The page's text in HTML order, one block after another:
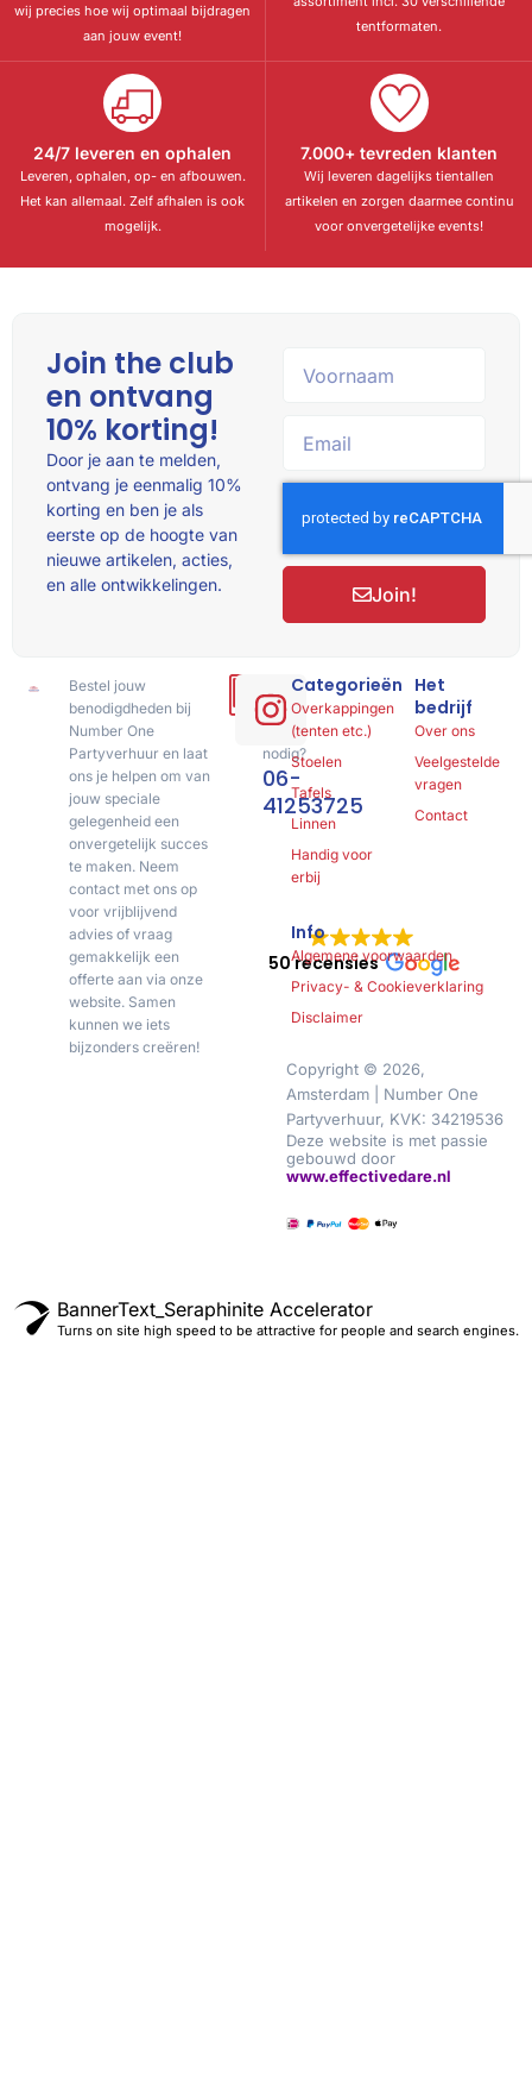
wij precies hoe wij optimaal bijdragen
aan jouw event!
tentformaten.
24/7 leveren en ophalen
Leveren, ophalen, op- en afbouwen.
Het kan allemaal. Zelf afhalen is ook
mogelijk.
7.000+ tevreden klanten
Wij leveren dagelijks tientallen
artikelen en zorgen daarmee continu
voor onvergetelijke events!
Bestel jouw
benodigdheden bij
Number One
Partyverhuur en laat
ons je helpen om van
jouw speciale
gelegenheid een
onvergetelijk succes
te maken. Neem
contact met ons op
voor vrijblijvend
advies of vraag
gemakkelijk een
offerte aan via onze
website. Samen
kunnen we iets
bijzonders creëren!
Hulp
of
advies
nodig?
06-
41253725
50 recensies
Categorieën
Overkappingen
(tenten etc.)
Stoelen
Tafels
Linnen
Handig voor
erbij
Het
bedrijf
Over ons
Veelgestelde
vragen
Contact
Info
Algemene voorwaarden
Privacy- & Cookieverklaring
Disclaimer
Copyright © 2026,
Amsterdam | Number One
Partyverhuur, KVK: 34219536
Deze website is met passie
gebouwd door
www.effectivedare.nl
Join the club
en ontvang
10% korting!
Door je aan te melden,
ontvang je eenmalig 10%
korting en ben je als
eerste op de hoogte van
nieuwe artikelen, acties,
en alle ontwikkelingen.
Join!
BannerText_Seraphinite Accelerator
Turns on site high speed to be attractive for people and search engines.